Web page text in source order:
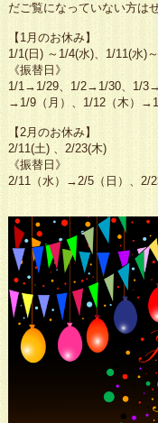
だご覧になっていない方は
【1月のお休み】
1/1(日) ～1/4(水)、1/11(水)
《振替日》
1/1→1/29、1/2→1/30、1/
→1/9（月）、1/12（木）
【2月のお休み】
2/11(土) 、2/23(木)
《振替日》
2/11（水）→2/5（日）、2/